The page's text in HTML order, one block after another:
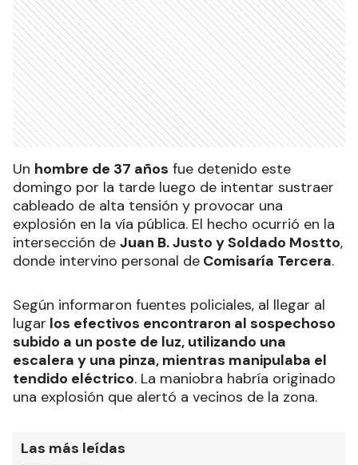
Un hombre de 37 años fue detenido este
domingo por la tarde luego de intentar sustraer
cableado de alta tensión y provocar una
explosión en la vía pública. El hecho ocurrió en la
intersección de Juan B. Justo y Soldado Mostto,
donde intervino personal de Comisaría Tercera.
Según informaron fuentes policiales, al llegar al
lugar los efectivos encontraron al sospechoso
subido a un poste de luz, utilizando una
escalera y una pinza, mientras manipulaba el
tendido eléctrico. La maniobra habría originado
una explosión que alertó a vecinos de la zona.
Las más leídas